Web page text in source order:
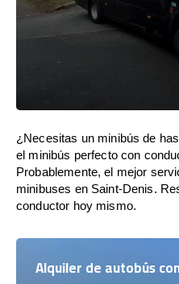
¿Necesitas un minibús de
el minibús perfecto con
Probablemente, el mejor
minibuses en Saint-Denis.
conductor hoy mismo.
Alquiler de autobús